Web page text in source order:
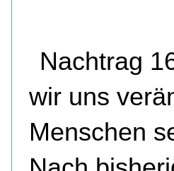
Nachtrag
wir uns
Menschen